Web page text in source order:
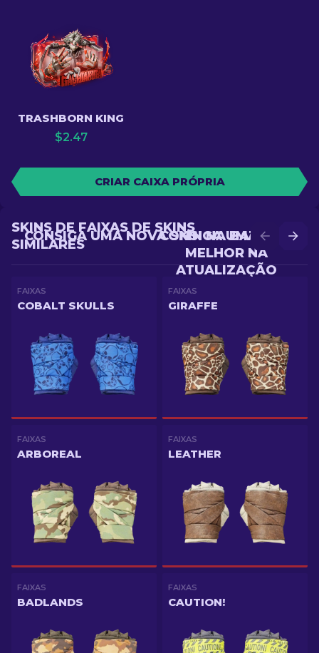
TRASHBORN KING
$2.47
CRIAR CAIXA PRÓPRIA
CONSIGA UMA SKIN
MELHOR NA
ATUALIZAÇÃO
CONSIGA UMA NOVA SKIN NA BATALHA
SKINS DE FAIXAS DE SKINS
SIMILARES
FAIXAS
COBALT SKULLS
FAIXAS
GIRAFFE
FAIXAS
ARBOREAL
FAIXAS
LEATHER
FAIXAS
BADLANDS
FAIXAS
CAUTION!